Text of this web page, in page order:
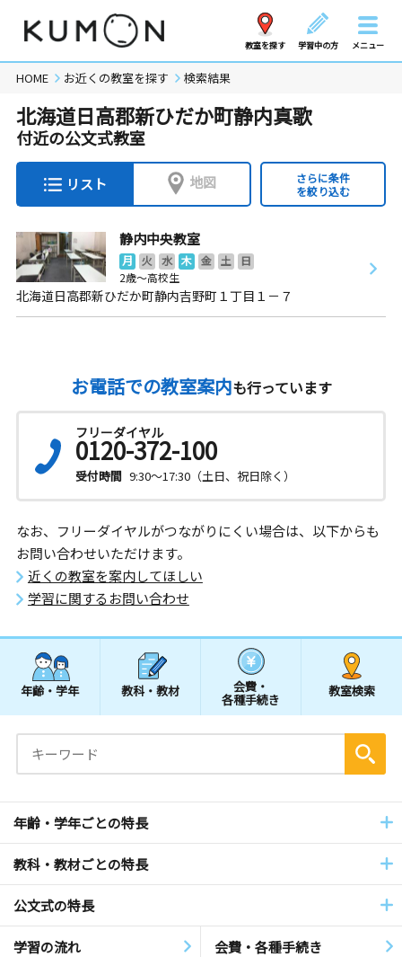
教室を探す 学習中の方 メニュー
HOME お近くの教室を探す 検索結果
北海道日高郡新ひだか町静内真歌
付近の公文式教室
リスト 地図
さらに条件
を絞り込む
静内中央教室
月 火 水 木 金 土
日
2歳～高校生
北海道日高郡新ひだか町静内吉野町１丁目１－７
お電話での教室案内も行っています
フリーダイヤル
0120-372-100
受付時間 9:30～17:30（土日、祝日除く）
なお、フリーダイヤルがつながりにくい場合は、以下からも
お問い合わせいただけます。
近くの教室を案内してほしい
学習に関するお問い合わせ
年齢・学年 教科・教材 会費・
各種手続き
教室検索
年齢・学年ごとの特長
教科・教材ごとの特長
公文式の特長
学習の流れ 会費・各種手続き